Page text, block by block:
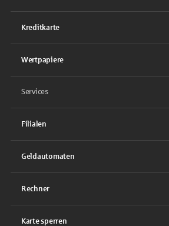
Kreditkarte
Wertpapiere
Services
Filialen
Geldautomaten
Rechner
Karte sperren